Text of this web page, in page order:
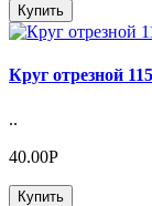
Купить
Круг отрезной
..
40.00Р
Купить